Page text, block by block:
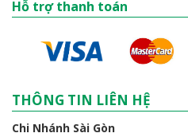
Hỗ trợ thanh toán
THÔNG TIN LIÊN HỆ
Chi Nhánh Sài Gòn